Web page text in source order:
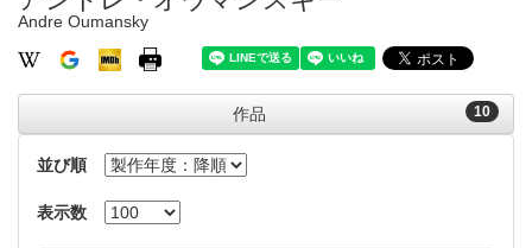
Andre Oumansky
10
作品
並び順
表示数